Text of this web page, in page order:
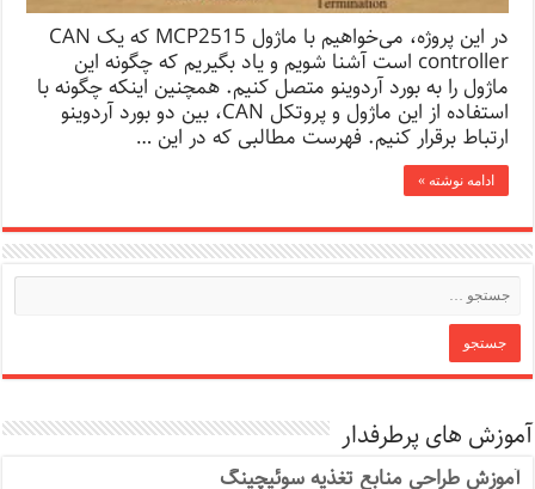
در این پروژه، می‌خواهیم با ماژول MCP2515 که یک CAN
controller است آشنا شویم و یاد بگیریم که چگونه این
ماژول را به بورد آردوینو متصل کنیم. همچنین اینکه چگونه با
استفاده از این ماژول و پروتکل CAN، بین دو بورد آردوینو
ارتباط برقرار کنیم. فهرست مطالبی که در این …
ادامه نوشته »
آموزش های پرطرفدار
آموزش طراحی منابع تغذیه سوئیچینگ